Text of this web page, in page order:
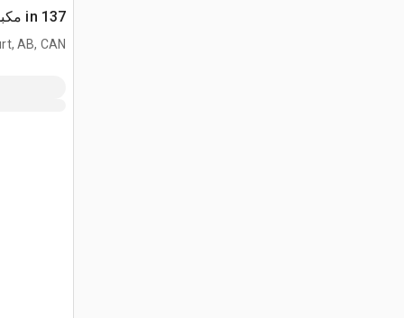
137 in مكبس جرار - Fits D6
AB, CAN